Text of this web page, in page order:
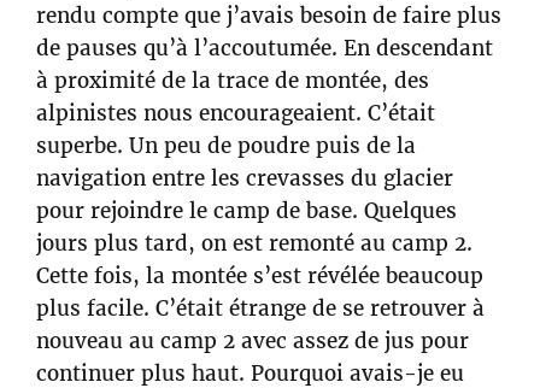
rendu compte que j’avais besoin de faire plus
de pauses qu’à l’accoutumée. En descendant
à proximité de la trace de montée, des
alpinistes nous encourageaient. C’était
superbe. Un peu de poudre puis de la
navigation entre les crevasses du glacier
pour rejoindre le camp de base. Quelques
jours plus tard, on est remonté au camp 2.
Cette fois, la montée s’est révélée beaucoup
plus facile. C’était étrange de se retrouver à
nouveau au camp 2 avec assez de jus pour
continuer plus haut. Pourquoi avais-je eu